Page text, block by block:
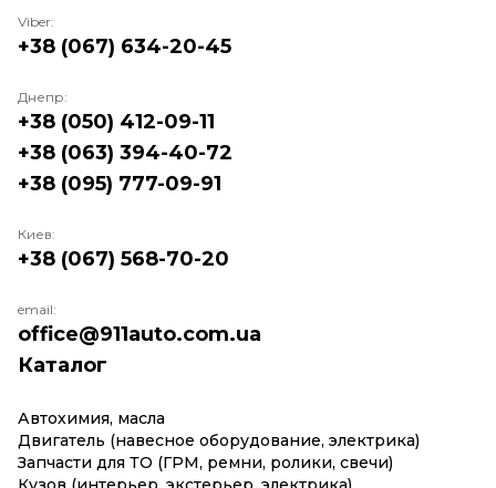
Каталог
Автохимия, масла
Двигатель (навесное оборудование, электрика)
Запчасти для ТО (ГРМ, ремни, ролики, свечи)
Viber:
+38 (067) 634-20-45
Днепр:
+38 (050) 412-09-11
+38 (063) 394-40-72
+38 (095) 777-09-91
Киев:
+38 (067) 568-70-20
email:
office@911auto.com.ua